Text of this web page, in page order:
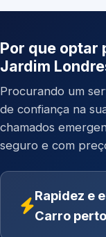
Por que optar
Jardim
Procurando um
de confiança na
chamados
seguro e com
Rapidez e
Carro